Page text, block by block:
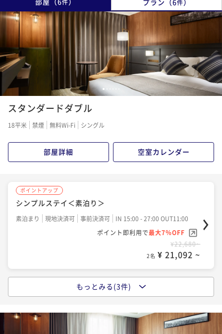
件 件
1 2
スタンダードダブル
18平米 禁煙 無料Wi-Fi シングル
部屋詳細 空室カレンダー
ポイントアップ
シンプルステイ＜素泊り＞
素泊まり 現地決済可 事前決済可
IN 15:00 - 27:00 OUT11:00
ポイント即利用で最大7％OFF
¥22,680~
2名 ¥ 21,092 ~
シンプルステイ＜朝食付＞
朝食付き 現地決済可 事前決済可
IN 15:00 - 27:00 OUT11:00
ポイント即利用で最大7％OFF
もっとみる(3件)